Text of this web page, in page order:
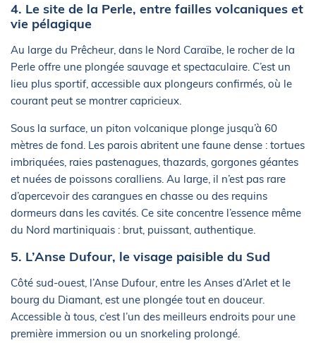
4. Le site de la Perle, entre failles volcaniques et
vie pélagique
Au large du Prêcheur, dans le Nord Caraïbe, le rocher de la
Perle offre une plongée sauvage et spectaculaire. C’est un
lieu plus sportif, accessible aux plongeurs confirmés, où le
courant peut se montrer capricieux.
Sous la surface, un piton volcanique plonge jusqu’à 60
mètres de fond. Les parois abritent une faune dense : tortues
imbriquées, raies pastenagues, thazards, gorgones géantes
et nuées de poissons coralliens. Au large, il n’est pas rare
d’apercevoir des carangues en chasse ou des requins
dormeurs dans les cavités. Ce site concentre l’essence même
du Nord martiniquais : brut, puissant, authentique.
5. L’Anse Dufour, le visage paisible du Sud
Côté sud-ouest, l’Anse Dufour, entre les Anses d’Arlet et le
bourg du Diamant, est une plongée tout en douceur.
Accessible à tous, c’est l’un des meilleurs endroits pour une
première immersion ou un snorkeling prolongé.